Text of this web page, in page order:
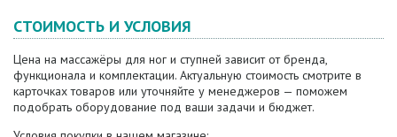
СТОИМОСТЬ И УСЛОВИЯ
Цена на массажёры для ног и ступней зависит от бренда,
функционала и комплектации. Актуальную стоимость смотрите в
карточках товаров или уточняйте у менеджеров — поможем
подобрать оборудование под ваши задачи и бюджет.